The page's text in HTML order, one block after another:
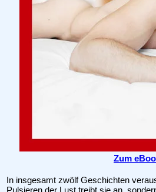
Zum
In insgesamt zwölf Geschichten